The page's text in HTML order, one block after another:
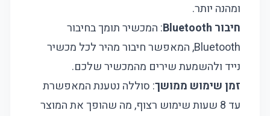
ומהנה יותר.
חיבור Bluetooth
: המכשיר תומך בחיבור
Bluetooth, המאפשר חיבור מהיר לכל מכשיר
נייד ולהשמעת שירים מהמכשיר שלכם.
זמן שימוש ממושך: סוללה נטענת המאפשרת
עד 8 שעות שימוש רצוף, מה שהופך את המוצר